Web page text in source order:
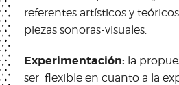
referentes artísticos y
piezas sonoras-visuales.
Experimentación: la
ser flexible en cuanto a la